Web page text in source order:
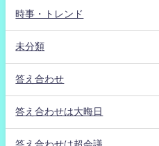
時事・トレンド
未分類
答え合わせ
答え合わせは大晦日